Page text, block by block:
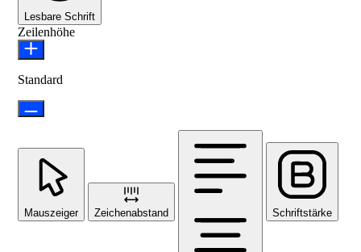
Lesbare Schrift
Zeilenhöhe
Standard
Mauszeiger Zeichenabstand Schriftstärke